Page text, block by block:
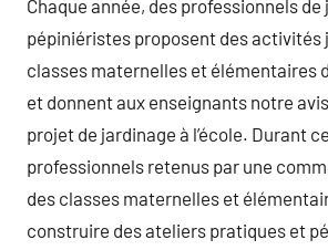
Chaque année, des professionnels
pépiniéristes proposent des activités
classes maternelles et élémentaires
et donnent aux enseignants notre
projet de jardinage à l’école. Durant
professionnels retenus par une
des classes maternelles et
construire des ateliers pratiques et